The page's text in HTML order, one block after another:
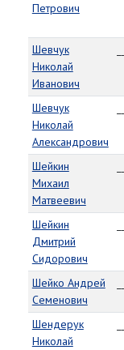
Петрович
Шевчук
Николай
Иванович
Шевчук
Николай
Александрович
Шейкин
Михаил
Матвеевич
Шейкин
Дмитрий
Сидорович
Шейко Андрей
Семенович
Шендерук
Николай